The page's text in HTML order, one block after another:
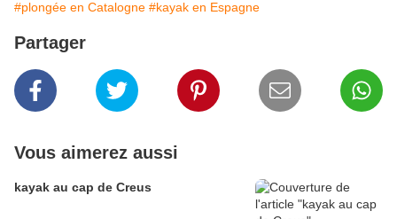
#plongée en Catalogne #kayak en Espagne
Partager
Vous aimerez aussi
kayak au cap de Creus